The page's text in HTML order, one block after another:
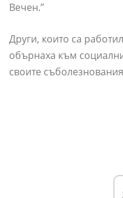
Вечен.”
Други, които са
обърнаха към
своите